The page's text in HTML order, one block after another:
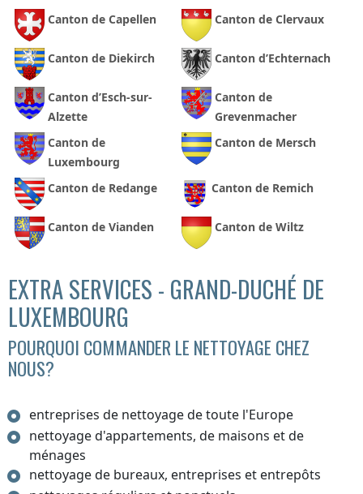
Canton de Capellen Canton de Clervaux
Canton de Diekirch Canton d’Echternach
Canton d’Esch-sur-
Alzette
Canton de
Grevenmacher
Canton de
Luxembourg
Canton de Mersch
Canton de Redange Canton de Remich
Canton de Vianden Canton de Wiltz
EXTRA SERVICES - GRAND-DUCHÉ DE
LUXEMBOURG
POURQUOI COMMANDER LE NETTOYAGE CHEZ
NOUS?
entreprises de nettoyage de toute l'Europe
nettoyage d'appartements, de maisons et de
ménages
nettoyage de bureaux, entreprises et entrepôts